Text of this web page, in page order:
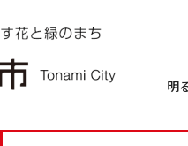
明